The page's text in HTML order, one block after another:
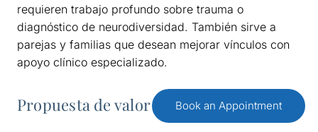
requieren trabajo profundo sobre trauma o
diagnóstico de neurodiversidad. También sirve a
parejas y familias que desean mejorar vínculos con
apoyo clínico especializado.
Propuesta de valor únicaBook an Appointment